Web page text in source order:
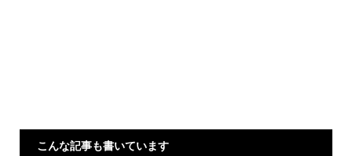
こんな記事も書いています